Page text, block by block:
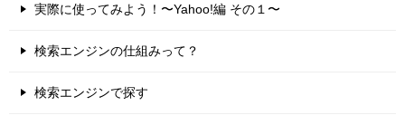
実際に使ってみよう！〜Yahoo!編 その１〜
検索エンジンの仕組みって？
検索エンジンで探す